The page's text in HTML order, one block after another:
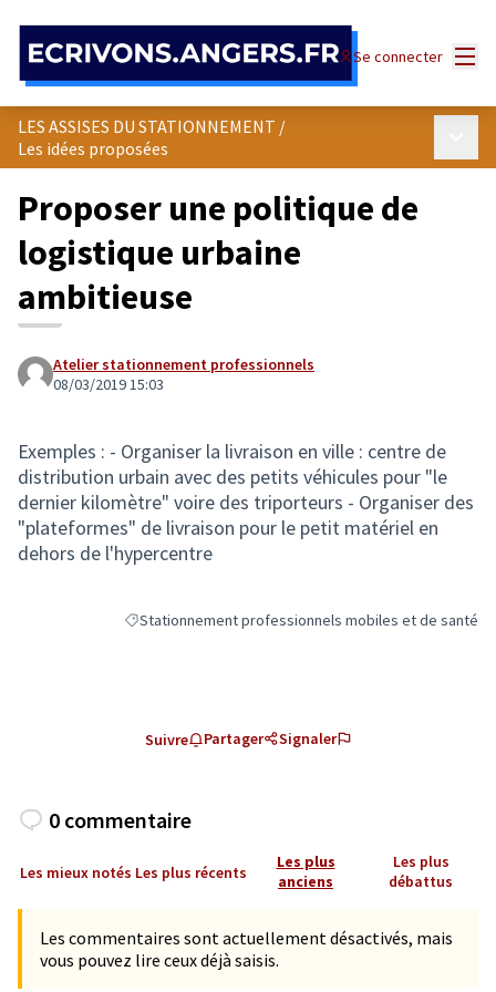
Se connecter
LES ASSISES DU STATIONNEMENT /
Les idées proposées
Proposer une politique de
logistique urbaine
ambitieuse
Atelier stationnement professionnels
08/03/2019 15:03
Exemples : - Organiser la livraison en ville : centre de
distribution urbain avec des petits véhicules pour "le
dernier kilomètre" voire des triporteurs - Organiser des
"plateformes" de livraison pour le petit matériel en
dehors de l'hypercentre
Filtrer les résultats de la catégorie : Stationnement
Stationnement professionnels mobiles et de santé
Suivre Partager Signaler
0 commentaire
Les mieux notés Les plus récents
Les plus
anciens
Les plus
débattus
Les commentaires sont actuellement désactivés, mais
vous pouvez lire ceux déjà saisis.